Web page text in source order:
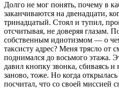
Долго не мог понять, почему в
заканчиваются на двенадцати,
тринадцатый. Стоял и тупил,
отсчитывая, не доверяя глазам.
собственным идиотизмом — о
таксисту адрес? Меня трясло от
поднимался до восьмого этажа.
давил кнопку звонка, сбиваясь
заново, тоже. Но когда
посчитал, что со своей миссией